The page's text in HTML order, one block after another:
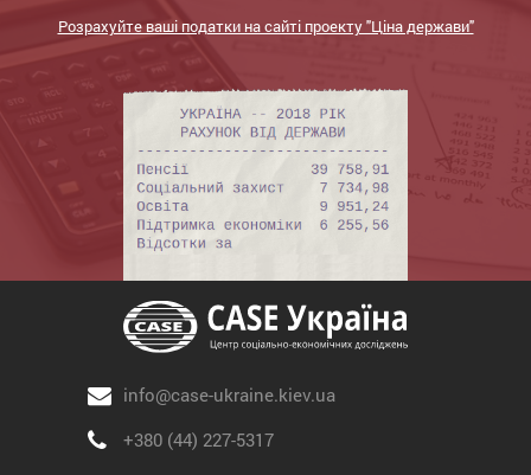
Розрахуйте ваші податки на сайті проекту "Ціна держави"
info@case-ukraine.kiev.ua
+380 (44) 227-5317